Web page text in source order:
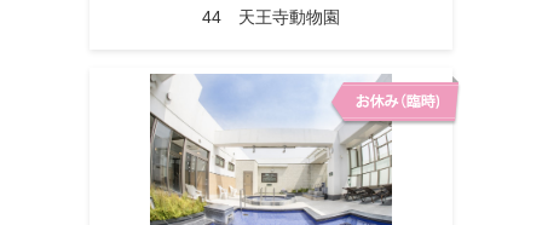
44 天王寺動物園